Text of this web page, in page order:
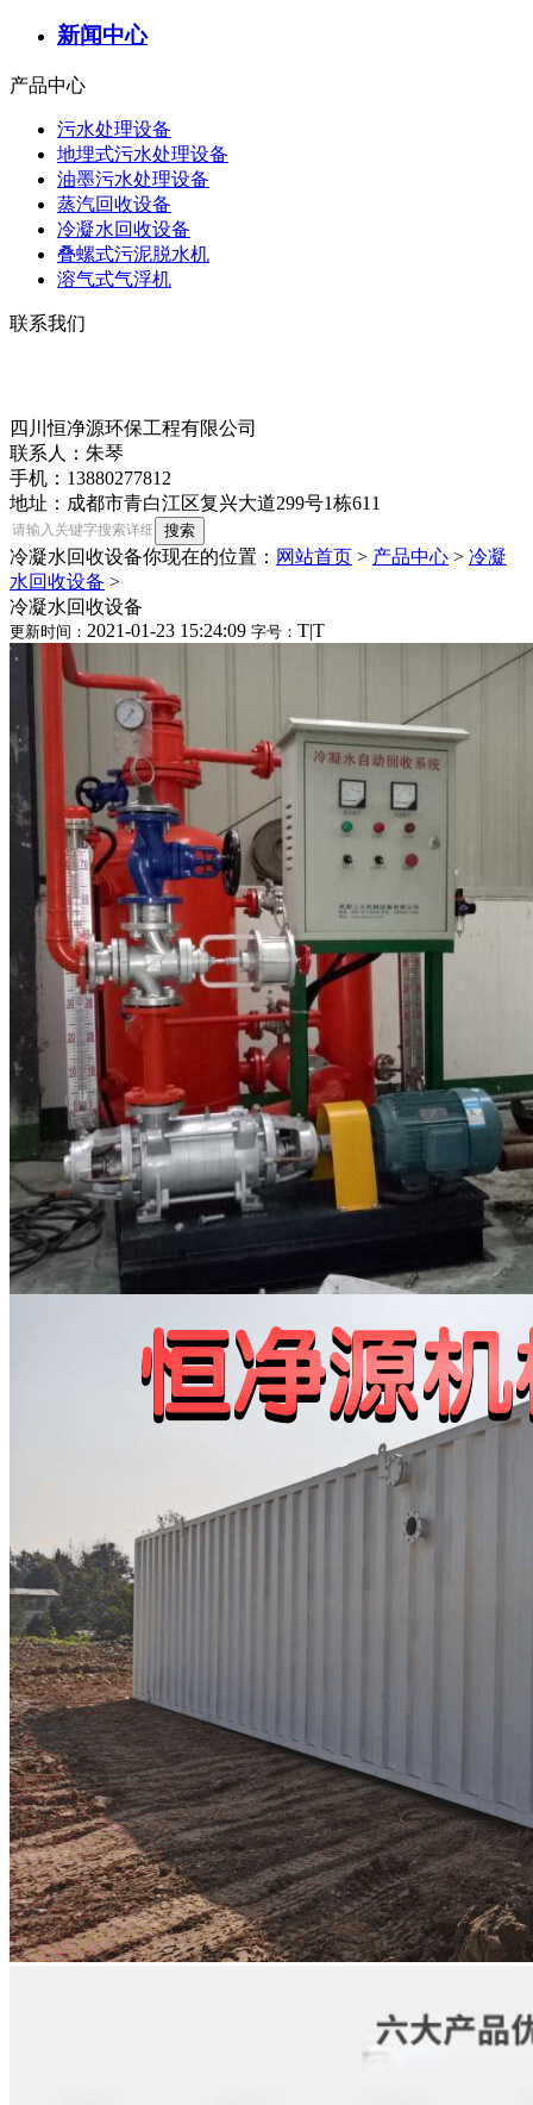
新闻中心
产品中心
污水处理设备
地埋式污水处理设备
油墨污水处理设备
蒸汽回收设备
冷凝水回收设备
叠螺式污泥脱水机
溶气式气浮机
联系我们
四川恒净源环保工程有限公司
联系人：朱琴
手机：13880277812
地址：成都市青白江区复兴大道299号1栋611
冷凝水回收设备你现在的位置： 网站首页 > 产品中心 > 冷凝
水回收设备 >
冷凝水回收设备
更新时间： 2021-01-23 15:24:09 字号： T|T